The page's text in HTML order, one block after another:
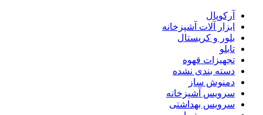
آرکوپال
ابزار آلات آشپزخانه
بلور و کریستال
تابلو
تجهیزات قهوه
دسته بندی نشده
دمنوش ساز
سرویس آشپزخانه
سرویس بهداشتی